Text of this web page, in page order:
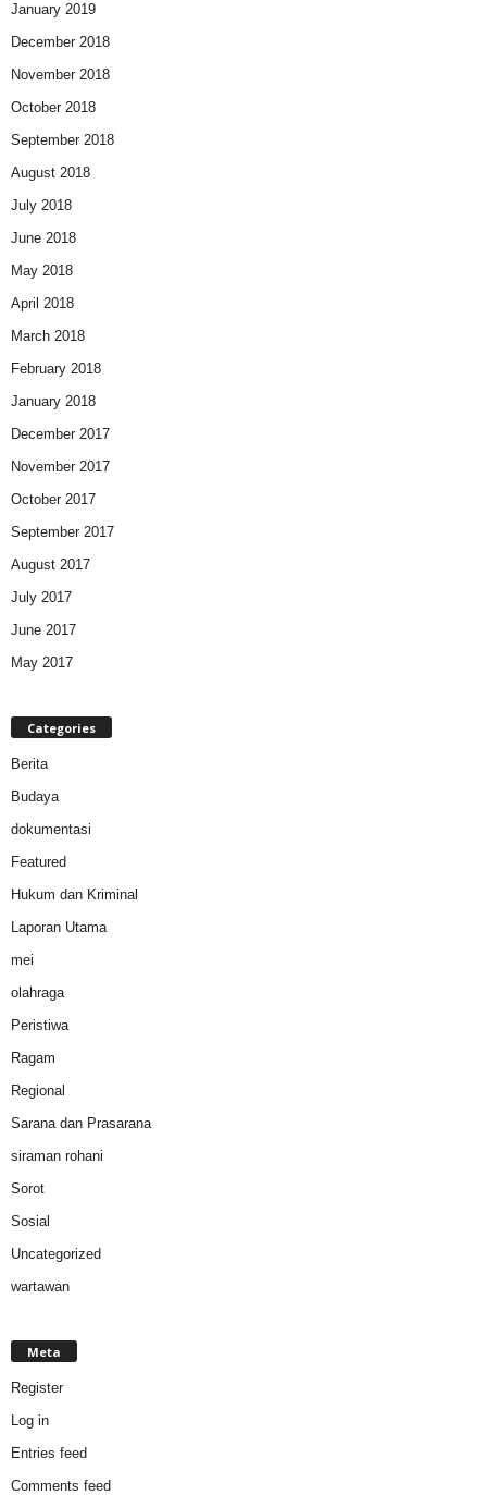
January 2019
December 2018
November 2018
October 2018
September 2018
August 2018
July 2018
June 2018
May 2018
April 2018
March 2018
February 2018
January 2018
December 2017
November 2017
October 2017
September 2017
August 2017
July 2017
June 2017
May 2017
Categories
Berita
Budaya
dokumentasi
Featured
Hukum dan Kriminal
Laporan Utama
mei
olahraga
Peristiwa
Ragam
Regional
Sarana dan Prasarana
siraman rohani
Sorot
Sosial
Uncategorized
wartawan
Meta
Register
Log in
Entries feed
Comments feed